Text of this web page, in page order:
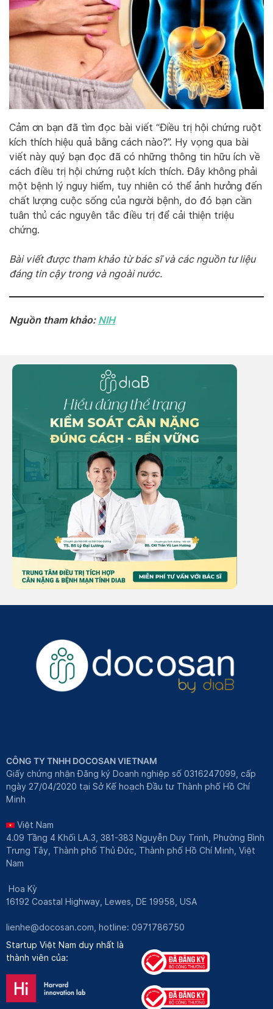
Cảm ơn bạn đã tìm đọc bài viết “Điều trị hội chứng ruột
kích thích hiệu quả bằng cách nào?”. Hy vọng qua bài
viết này quý bạn đọc đã có những thông tin hữu ích về
cách điều trị hội chứng ruột kích thích. Đây không phải
một bệnh lý nguy hiểm, tuy nhiên có thể ảnh hưởng đến
chất lượng cuộc sống của người bệnh, do đó bạn cần
tuân thủ các nguyên tắc điều trị để cải thiện triệu
chứng.
Bài viết được tham khảo từ bác sĩ và các nguồn tư liệu
đáng tin cậy trong và ngoài nước.
Nguồn tham khảo: NIH
CÔNG TY TNHH DOCOSAN VIETNAM
Giấy chứng nhận Đăng ký Doanh nghiệp số 0316247099, cấp
ngày 27/04/2020 tại Sở Kế hoạch Đầu tư Thành phố Hồ Chí
Minh
Việt Nam
4.09 Tầng 4 Khối LA.3, 381-383 Nguyễn Duy Trinh, Phường Bình
Trưng Tây, Thành phố Thủ Đức, Thành phố Hồ Chí Minh, Việt
Nam
Hoa Kỳ
16192 Coastal Highway, Lewes, DE 19958, USA
lienhe@docosan.com, hotline: 0971786750
Startup Việt Nam duy nhất là
thành viên của: